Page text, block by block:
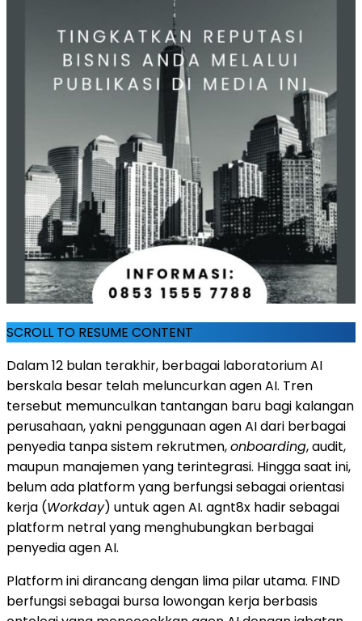
SCROLL TO RESUME CONTENT
Dalam 12 bulan terakhir, berbagai laboratorium AI
berskala besar telah meluncurkan agen AI. Tren
tersebut memunculkan tantangan baru bagi kalangan
perusahaan, yakni penggunaan agen AI dari berbagai
penyedia tanpa sistem rekrutmen,onboarding, audit,
maupun manajemen yang terintegrasi. Hingga saat ini,
belum ada platform yang berfungsi sebagai orientasi
kerja (Workday) untuk agen AI. agnt8x hadir sebagai
platform netral yang menghubungkan berbagai
penyedia agen AI.
Platform ini dirancang dengan lima pilar utama. FIND
berfungsi sebagai bursa lowongan kerja berbasis